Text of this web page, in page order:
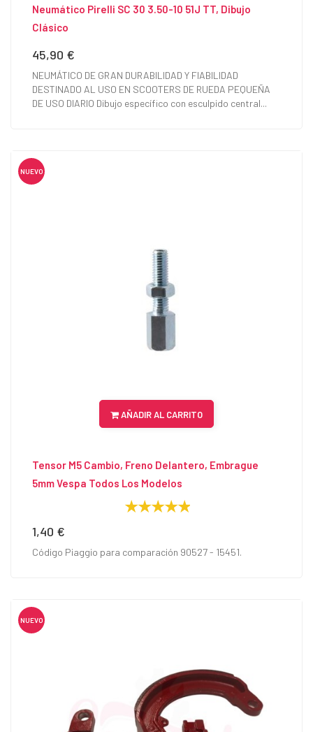
Neumático Pirelli SC 30 3.50-10 51J TT, Dibujo
Clásico
Precio
45,90 €
NEUMÁTICO DE GRAN DURABILIDAD Y FIABILIDAD
DESTINADO AL USO EN SCOOTERS DE RUEDA PEQUEÑA
DE USO DIARIO Dibujo específico con esculpido central...
NUEVO
AÑADIR AL CARRITO
Tensor M5 Cambio, Freno Delantero, Embrague
5mm Vespa Todos Los Modelos
Precio
1,40 €
Código Piaggio para comparación 90527 - 15451.
NUEVO